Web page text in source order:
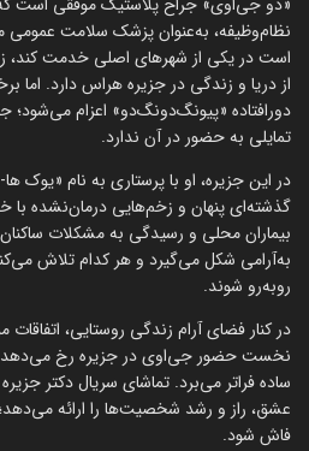
نظام‌وظیفه، به‌عنوان پزشک سلامت عمومی
است در یکی از شهرهای اصلی خدمت کند،
از دریا و زندگی در جزیره هراس دارد. اما
دورافتاده «پیونگ‌دونگ‌دو» اعزام می‌شود؛
تمایلی به حضور در آن ندارد.
در این جزیره، او با پرستاری به نام «یوک
گذشته‌ای پنهان و زخم‌هایی درمان‌نشده با
بیماران محلی و رسیدگی به مشکلات
به‌آرامی شکل می‌گیرد و هر کدام تلاش
روبه‌رو شوند.
در کنار فضای آرام زندگی روستایی، اتفاقات
نخست حضور جی‌اوی در جزیره رخ می‌دهد
ساده فراتر می‌برد. تماشای سریال دکتر
عشق، راز و رشد شخصیت‌ها را ارائه
فاش شود.